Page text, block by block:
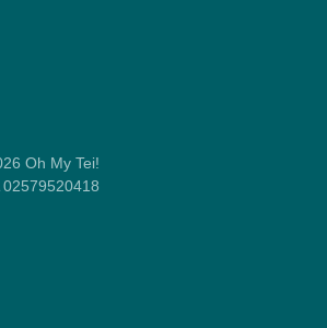
Oh My Tei!
02579520418